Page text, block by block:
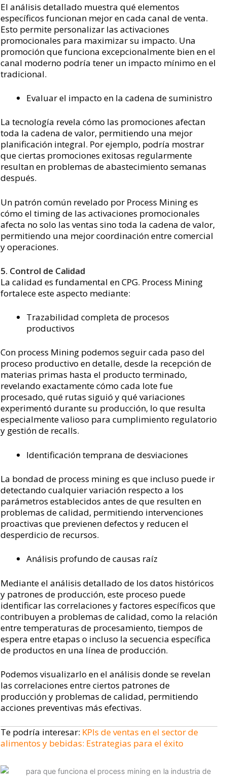
El análisis detallado muestra qué elementos
específicos funcionan mejor en cada canal de venta.
Esto permite personalizar las activaciones
promocionales para maximizar su impacto. Una
promoción que funciona excepcionalmente bien en el
canal moderno podría tener un impacto mínimo en el
tradicional.
Evaluar el impacto en la cadena de suministro
La tecnología revela cómo las promociones afectan
toda la cadena de valor, permitiendo una mejor
planificación integral. Por ejemplo, podría mostrar
que ciertas promociones exitosas regularmente
resultan en problemas de abastecimiento semanas
después.
Un patrón común revelado por Process Mining es
cómo el timing de las activaciones promocionales
afecta no solo las ventas sino toda la cadena de valor,
permitiendo una mejor coordinación entre comercial
y operaciones.
5. Control de Calidad
La calidad es fundamental en CPG. Process Mining
fortalece este aspecto mediante:
Trazabilidad completa de procesos
productivos
Con process Mining podemos seguir cada paso del
proceso productivo en detalle, desde la recepción de
materias primas hasta el producto terminado,
revelando exactamente cómo cada lote fue
procesado, qué rutas siguió y qué variaciones
experimentó durante su producción, lo que resulta
especialmente valioso para cumplimiento regulatorio
y gestión de recalls.
Identificación temprana de desviaciones
La bondad de process mining es que incluso puede ir
detectando cualquier variación respecto a los
parámetros establecidos antes de que resulten en
problemas de calidad, permitiendo intervenciones
proactivas que previenen defectos y reducen el
desperdicio de recursos.
Análisis profundo de causas raíz
Mediante el análisis detallado de los datos históricos
y patrones de producción, este proceso puede
identificar las correlaciones y factores específicos que
contribuyen a problemas de calidad, como la relación
entre temperaturas de procesamiento, tiempos de
espera entre etapas o incluso la secuencia específica
de productos en una línea de producción.
Podemos visualizarlo en el análisis donde se revelan
las correlaciones entre ciertos patrones de
producción y problemas de calidad, permitiendo
acciones preventivas más efectivas.
Te podría interesar: KPIs de ventas en el sector de
alimentos y bebidas: Estrategias para el éxito